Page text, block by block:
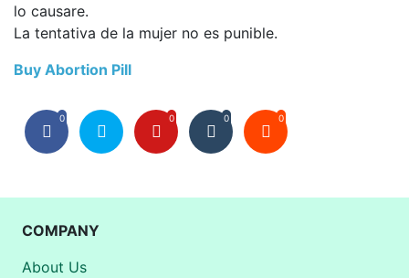
lo causare.
La tentativa de la mujer no es punible.
Buy Abortion Pill
0 0 0 0
COMPANY
About Us